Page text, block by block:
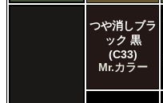
つや消しブラ
ック 黒
(C33)
Mr.カラー